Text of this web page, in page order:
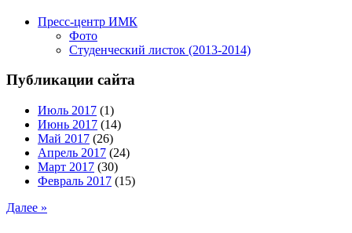
Пресс-центр ИМК
Фото
Студенческий листок (2013-2014)
Публикации сайта
Июль 2017 (1)
Июнь 2017 (14)
Май 2017 (26)
Апрель 2017 (24)
Март 2017 (30)
Февраль 2017 (15)
Далее »